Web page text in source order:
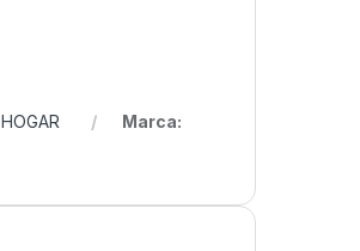
,HOGAR
Marca: